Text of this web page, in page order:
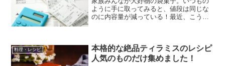
ように手に取ってみると、値段は同じな
のに内容量が減っている！最近、こうい
れより、もっとやりくり上...
料理・レシピ
本格的な絶品ティラミスのレシピ
人気のものだけ集めました！